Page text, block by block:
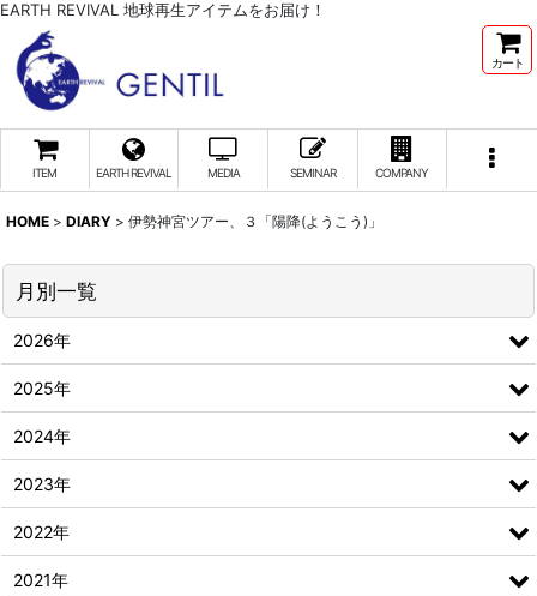
EARTH REVIVAL 地球再生アイテムをお届け！
カート
ITEM EARTH REVIVAL MEDIA SEMINAR COMPANY
HOME > DIARY > 伊勢神宮ツアー、３「陽降(ようこう)」
月別一覧
2026年
2025年
2024年
2023年
2022年
2021年